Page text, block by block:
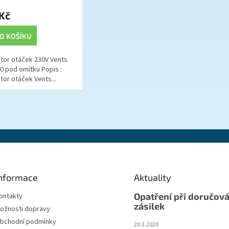
KOŠÍKU
otáček 230V Vents
pod omítku Popis :
otáček Vents...
dopravy
podmínky
Aktuality
Opatření při
zásilek
20.3.2020